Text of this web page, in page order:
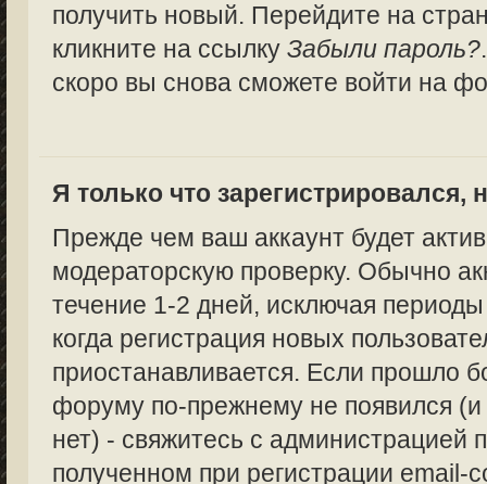
получить новый. Перейдите на
кликните на ссылкуЗабыли пароль?
скоро вы снова сможете войти на
Я только что зарегистрировался,
Прежде чем ваш аккаунт будет
модераторскую проверку. Обычно
течение 1-2 дней, исключая периоды
когда регистрация новых
приостанавливается. Если прошло
форуму по-прежнему не появился
нет) - свяжитесь с администрацией
полученном при регистрации email-